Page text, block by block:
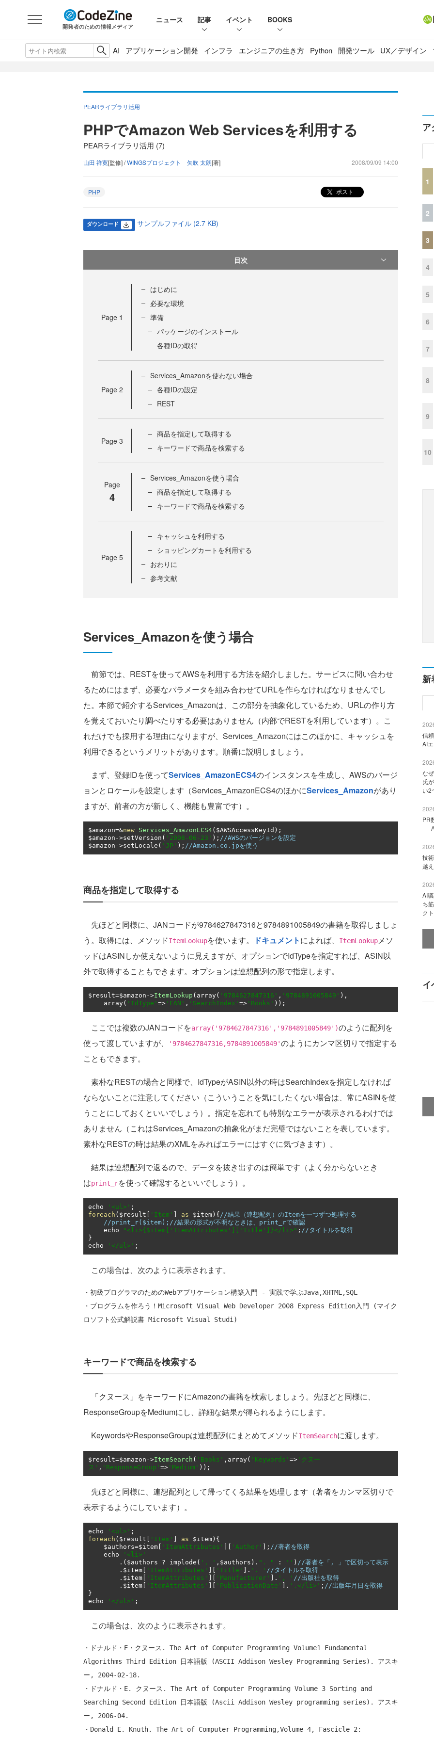
開発者のための情報メディア
ニュース 記事 イベント BOOKS
AI アプリケーション開発 インフラ エンジニアの生き方 Python 開発ツール UX／デザイン
PEARライブラリ活用
PHPでAmazon Web Servicesを利用する
PEARライブラリ活用 (7)
山田 祥寛[監修] /WINGSプロジェクト 矢吹 太朗[著] 2008/09/09 14:00
PHP ポスト
ダウンロード サンプルファイル (2.7 KB)
目次
Page 1
はじめに
必要な環境
準備
パッケージのインストール
各種IDの取得
Page 2
Services_Amazonを使わない場合
各種IDの設定
REST
Page 3
商品を指定して取得する
キーワードで商品を検索する
Page
4
Services_Amazonを使う場合
商品を指定して取得する
キーワードで商品を検索する
Page 5
キャッシュを利用する
ショッピングカートを利用する
おわりに
参考文献
Services_Amazonを使う場合
前節では、RESTを使ってAWSを利用する方法を紹介しました。サービスに問い合わせ
るためにはまず、必要なパラメータを組み合わせてURLを作らなければなりませんでし
た。本節で紹介するServices_Amazonは、この部分を抽象化しているため、URLの作り方
を覚えておいたり調べたりする必要はありません（内部でRESTを利用しています）。こ
れだけでも採用する理由になりますが、Services_Amazonにはこのほかに、キャッシュを
利用できるというメリットがあります。順番に説明しましょう。
まず、登録IDを使ってServices_AmazonECS4のインスタンスを生成し、AWSのバージ
ョンとロケールを設定します（Services_AmazonECS4のほかにServices_Amazonがあり
ますが、前者の方が新しく、機能も豊富です）。
$amazon=&new Services_AmazonECS4( $AWSAccessKeyId );
$amazon ->setVersion ( '2008-06-23' ); //AWSのバージョンを設定
$amazon ->setLocale ( 'JP' ); //Amazon.co.jpを使う
商品を指定して取得する
先ほどと同様に、JANコードが9784627847316と9784891005849の書籍を取得しましょ
う。取得には、メソッドItemLookupを使います。 ドキュメントによれば、 ItemLookupメソ
ッドはASINしか使えないように見えますが、オプションでIdTypeを指定すれば、ASIN以
外で取得することもできます。オプションは連想配列の形で指定します。
$result=$amazon ->ItemLookup ( array( '9784627847316' , '9784891005849' ),
    array
( 'IdType' => 'EAN' , 'SearchIndex' => 'Books' ));
ここでは複数のJANコードをarray('9784627847316','9784891005849')のように配列を
使って渡していますが、
'9784627847316,9784891005849'のようにカンマ区切りで指定する
こともできます。
素朴なRESTの場合と同様で、IdTypeがASIN以外の時はSearchIndexを指定しなければ
ならないことに注意してください（こういうことを気にしたくない場合は、常にASINを使
うことにしておくといいでしょう）。指定を忘れても特別なエラーが表示されるわけでは
ありません（これはServices_Amazonの抽象化がまだ完璧ではないことを表しています。
素朴なRESTの時は結果のXMLをみればエラーにはすぐに気づきます）。
結果は連想配列で返るので、データを抜き出すのは簡単です（よく分からないとき
はprint_rを使って確認するといいでしょう）。
echo '<ul>' ;
foreach ( $result 'Item' as $item ){ //結果（連想配列）のItemを一つずつ処理する
//print_r($item);//結果の形式が不明なときは、print_rで確認
    echo
"<li>{$item['ItemAttributes']['Title']}</li>" ; //タイトルを取得
}
echo
'</ul>' ;
この場合は、次のように表示されます。
・初級プログラマのためのWebアプリケーション構築入門 - 実践で学ぶJava,XHTML,SQL
・プログラムを作ろう！Microsoft Visual Web Developer 2008 Express Edition入門 (マイク
キーワードで商品を検索する
「クヌース」をキーワードにAmazonの書籍を検索しましょう。先ほどと同様に、
ResponseGroupをMediumにし、詳細な結果が得られるようにします。
KeywordsやResponseGroupは連想配列にまとめてメソッドItemSearchに渡します。
$result=$amazon ->ItemSearch ( 'Books' , array( 'Keywords' => 'クヌー
ス' , 'ResponseGroup' => 'Medium' ));
先ほどと同様に、連想配列として帰ってくる結果を処理します（著者をカンマ区切りで
表示するようにしています）。
echo '<ul>' ;
foreach ( $result 'Item' as $item ){
    $authors
=$item 'ItemAttributes' 'Author' ]; //著者を取得
    echo
'<li>'
.( $authors ? implode ( ', ' , $authors ). ". " : '' ) //著者を「, 」で区切って表示
. $item 'ItemAttributes' 'Title' ]. '. ' //タイトルを取得
. $item 'ItemAttributes' 'Manufacturer' ]. ', ' //出版社を取得
. $item 'ItemAttributes' 'PublicationDate' ]. '.</li>' ; //出版年月日を取得
}
echo
'</ul>' ;
この場合は、次のように表示されます。
・ドナルド・E・クヌース. The Art of Computer Programming Volume1 Fundamental
Algorithms Third Edition 日本語版 (ASCII Addison Wesley Programming Series). アスキ
ー, 2004-02-18.
・ドナルド・E. クヌース. The Art of Computer Programming Volume 3 Sorting and
Searching Second Edition 日本語版 (Ascii Addison Wesley programming series). アスキ
ー, 2006-04.
・Donald E. Knuth. The Art of Computer Programming,Volume 4, Fascicle 2:
ア
1
2
3
4
5
6
7
8
9
10
新
信
AI
な
氏
い2
PR
技
越
AI
ち
ク
イ